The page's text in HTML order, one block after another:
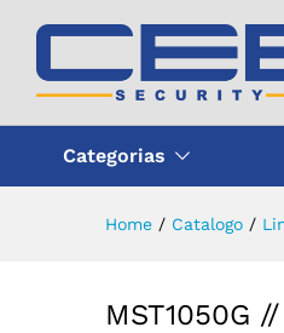
Categorias
Home / Catalogo /
MST1050G